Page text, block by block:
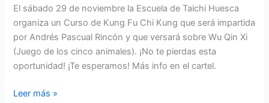
El sábado 29 de noviembre la Escuela de Taichi Huesca
organiza un Curso de Kung Fu Chi Kung que será impartida
por Andrés Pascual Rincón y que versará sobre Wu Qin Xi
(Juego de los cinco animales). ¡No te pierdas esta
oportunidad! ¡Te esperamos! Más info en el cartel.
Huesca
Leer más »